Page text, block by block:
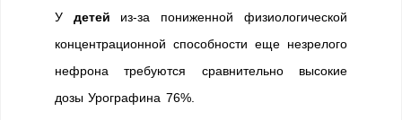
У детей из-за пониженной физиологической
концентрационной способности еще незрелого
нефрона требуются сравнительно высокие
дозы Урографина 76%.